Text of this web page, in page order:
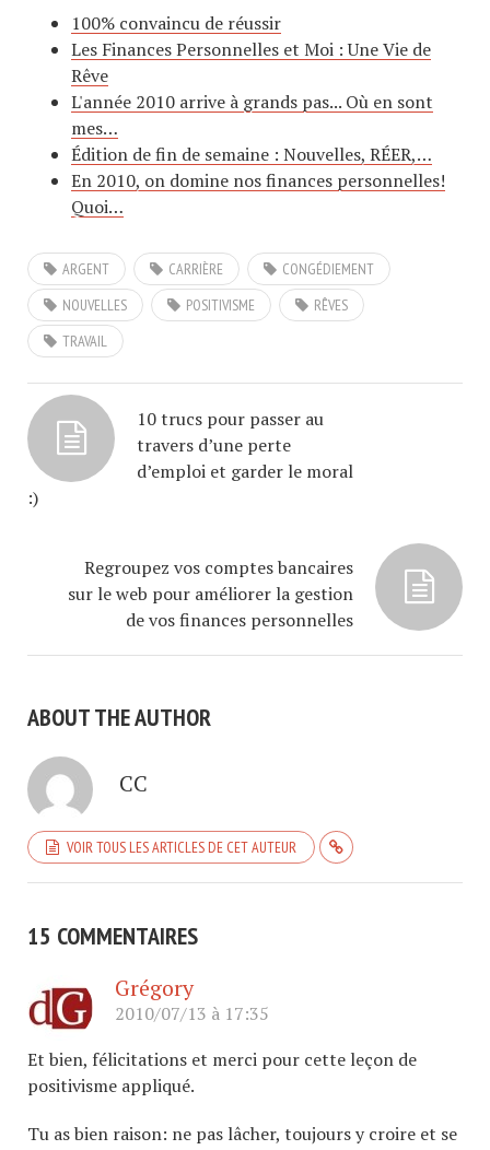
100% convaincu de réussir
Les Finances Personnelles et Moi : Une Vie de
Rêve
L'année 2010 arrive à grands pas... Où en sont
mes…
Édition de fin de semaine : Nouvelles, RÉER,…
En 2010, on domine nos finances personnelles!
Quoi…
ARGENT CARRIÈRE
CONGÉDIEMENT
NOUVELLES
POSITIVISME
RÊVES
TRAVAIL
10 trucs pour passer au
travers d’une perte
d’emploi et garder le moral
:)
Regroupez vos comptes bancaires
sur le web pour améliorer la gestion
de vos finances personnelles
ABOUT THE AUTHOR
CC
VOIR TOUS LES ARTICLES DE CET AUTEUR
15 COMMENTAIRES
Grégory
2010/07/13 à 17:35
Et bien, félicitations et merci pour cette leçon de
positivisme appliqué.
Tu as bien raison: ne pas lâcher, toujours y croire et se